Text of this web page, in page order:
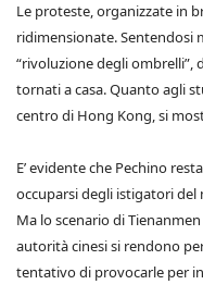
Le proteste, organizzate in
ridimensionate. Sentendosi
“rivoluzione degli ombrelli”,
tornati a casa. Quanto agli
centro di Hong Kong, si
E’ evidente che Pechino
occuparsi degli istigatori
Ma lo scenario di
autorità cinesi si rendono
tentativo di provocarle per